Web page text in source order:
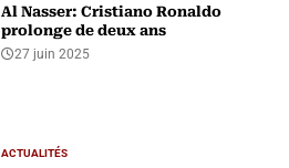
Al Nasser: Cristiano Ronaldo
prolonge de deux ans
27 juin 2025
ACTUALITÉS